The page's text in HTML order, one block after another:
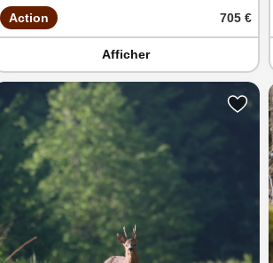
Action 705 €
Afficher